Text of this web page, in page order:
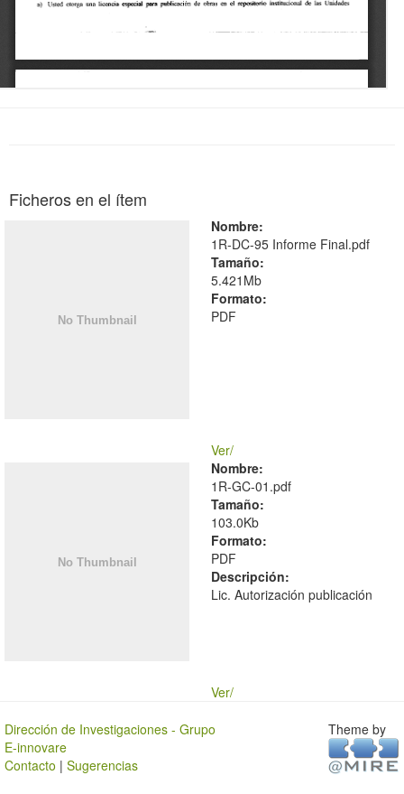
Ficheros en el ítem
Nombre:
1R-DC-95 Informe Final.pdf
Tamaño:
5.421Mb
Formato:
PDF
Ver/
Nombre:
1R-GC-01.pdf
Tamaño:
103.0Kb
Formato:
PDF
Descripción:
Lic. Autorización publicación
Ver/
Dirección de Investigaciones - Grupo
E-innovare
Contacto | Sugerencias
Theme by